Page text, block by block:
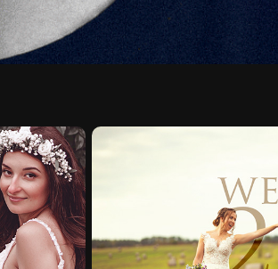
Svatby